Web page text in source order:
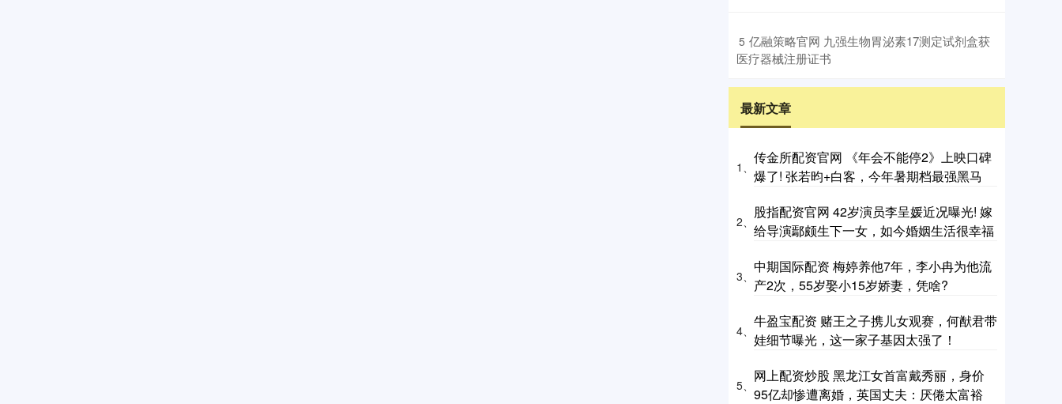
5 ​亿融策略官网 九强生物胃泌素17测定试剂盒获
医疗器械注册证书
最新文章
1、
传金所配资官网 《年会不能停2》上映口碑
爆了! 张若昀+白客，今年暑期档最强黑马
2、
股指配资官网 42岁演员李呈媛近况曝光! 嫁
给导演鄢颇生下一女，如今婚姻生活很幸福
3、
中期国际配资 梅婷养他7年，李小冉为他流
产2次，55岁娶小15岁娇妻，凭啥?
4、
牛盈宝配资 赌王之子携儿女观赛，何猷君带
娃细节曝光，这一家子基因太强了！
5、
网上配资炒股 黑龙江女首富戴秀丽，身价
95亿却惨遭离婚，英国丈夫：厌倦太富裕